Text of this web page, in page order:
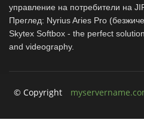
управление на потребители на
Преглед: Nyrius Aries Pro
Skytex Softbox - the perfect
and videography.
© Copyright